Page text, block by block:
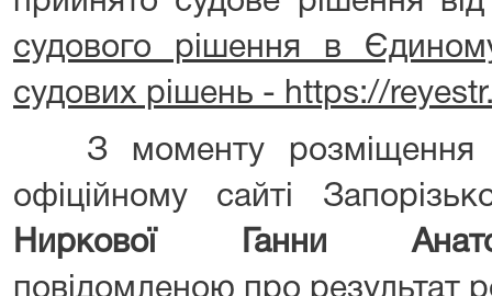
судового рішення в
судових рішень - https://
З моменту розміщення
офіційному сайті
Ниркової Ганни
повідомленою про результат